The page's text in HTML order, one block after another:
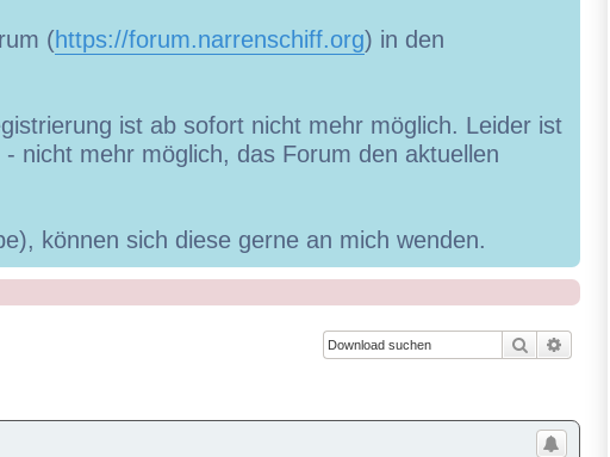
(https://forum.narrenschiff.org) in den
ist ab sofort nicht mehr möglich. Leider ist
nicht mehr möglich, das Forum den aktuellen
können sich diese gerne an mich wenden.
Suche